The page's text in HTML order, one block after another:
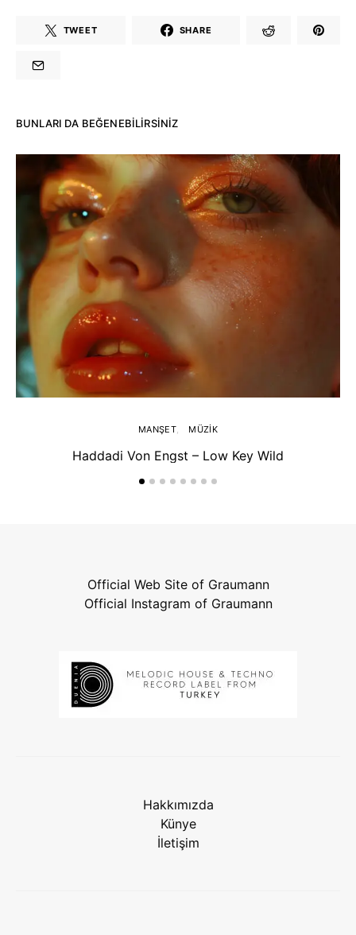
TWEET SHARE
BUNLARI DA BEĞENEBILIRSINIZ
MANŞET MÜZIK
Haddadi Von Engst – Low Key Wild
Official Web Site of Graumann
Official Instagram of Graumann
Hakkımızda
Künye
İletişim